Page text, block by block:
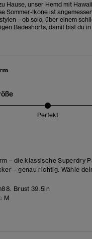
Hause, unser Hemd mit
Sommer-Ikone ist
– ob solo, über einem
Badeshorts, damit bist du in
Perfekt
– die klassische Superdry
– genau richtig. Wähle
Brust 39.5in
M